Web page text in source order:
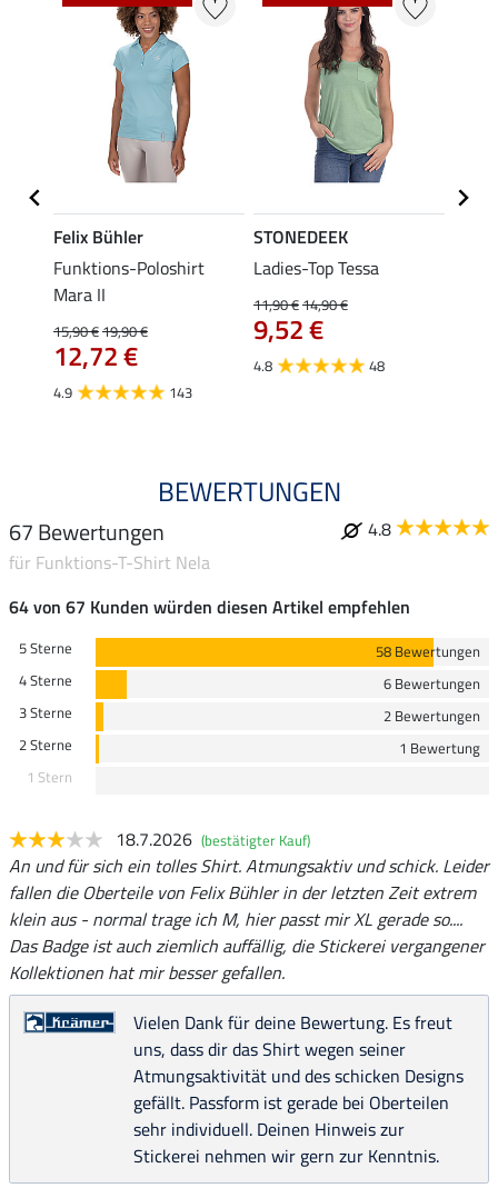
Felix Bühler
Funktions-Poloshirt
Mara II
15,90 €19,90 €
12,72 €
4.9 143
STONEDEEK
Ladies-Top Tessa
11,90 €14,90 €
9,52 €
4.8 48
BEWERTUNGEN
67 Bewertungen
4.8
für Funktions-T-Shirt Nela
64 von 67 Kunden würden diesen Artikel empfehlen
5 Sterne
58 Bewertungen
4 Sterne
6 Bewertungen
3 Sterne
2 Bewertungen
2 Sterne
1 Bewertung
1 Stern
18.7.2026 (bestätigter Kauf)
An und für sich ein tolles Shirt. Atmungsaktiv und schick. Leider
fallen die Oberteile von Felix Bühler in der letzten Zeit extrem
klein aus - normal trage ich M, hier passt mir XL gerade so....
Das Badge ist auch ziemlich auffällig, die Stickerei vergangener
Kollektionen hat mir besser gefallen.
Vielen Dank für deine Bewertung. Es freut
uns, dass dir das Shirt wegen seiner
Atmungsaktivität und des schicken Designs
gefällt. Passform ist gerade bei Oberteilen
sehr individuell. Deinen Hinweis zur
Stickerei nehmen wir gern zur Kenntnis.